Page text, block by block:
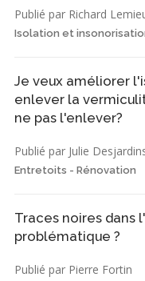
Publié par Richard
Isolation et
Je veux améliorer
enlever la
ne pas l'enlever?
Publié par Julie
Entretoits - Rénovation
Traces noires dans
problématique ?
Publié par Pierre Fortin